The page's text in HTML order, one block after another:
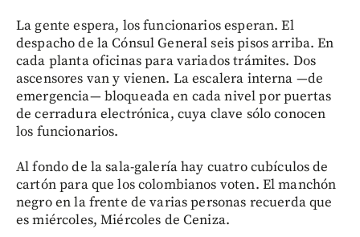
La gente espera, los funcionarios esperan. El
despacho de la Cónsul General seis pisos arriba. En
cada planta oficinas para variados trámites. Dos
ascensores van y vienen. La escalera interna —de
emergencia— bloqueada en cada nivel por puertas
de cerradura electrónica, cuya clave sólo conocen
los funcionarios.
Al fondo de la sala-galería hay cuatro cubículos de
cartón para que los colombianos voten. El manchón
negro en la frente de varias personas recuerda que
es miércoles, Miércoles de Ceniza.